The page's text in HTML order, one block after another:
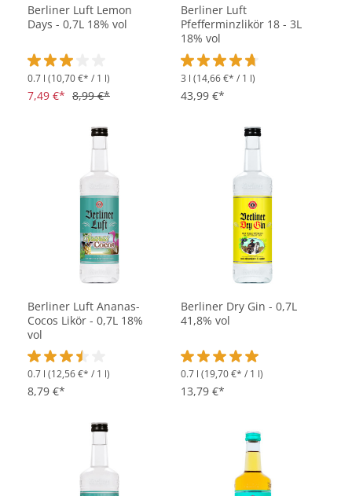
Berliner Luft Lemon
Days - 0,7L 18% vol
Durchschnittliche Bewertung von 3 von 5 Sternen
0.7 l (10,70 €* / 1 l)
7,49 €* 8,99 €*
Berliner Luft
Pfefferminzlikör 18 - 3L
18% vol
Durchschnittliche Bewertung
3 l (14,66 €* / 1 l)
43,99 €*
Berliner Luft Ananas-
Cocos Likör - 0,7L 18%
vol
Durchschnittliche Bewertung von 3.5 von 5 Sternen
0.7 l (12,56 €* / 1 l)
8,79 €*
Berliner Dry Gin - 0,7L
41,8% vol
Durchschnittliche Bewertung
0.7 l (19,70 €* / 1 l)
13,79 €*